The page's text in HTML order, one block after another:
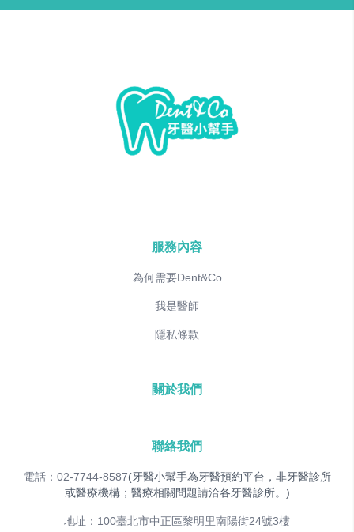
服務內容
為何需要Dent&Co
我是醫師
隱私條款
關於我們
聯絡我們
電話：02-7744-8587(牙醫小幫手為牙醫預約平台，非牙醫診所
或醫療機構；醫療相關問題請洽各牙醫診所。)
地址：100臺北市中正區黎明里南陽街24號3樓